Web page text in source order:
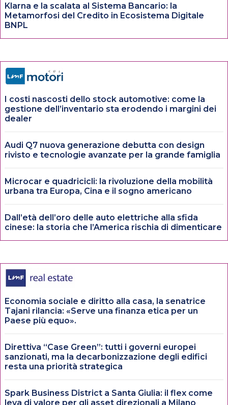
Klarna e la scalata al Sistema Bancario: la
Metamorfosi del Credito in Ecosistema Digitale
BNPL
I costi nascosti dello stock automotive: come la
gestione dell’inventario sta erodendo i margini dei
dealer
Audi Q7 nuova generazione debutta con design
rivisto e tecnologie avanzate per la grande famiglia
Microcar e quadricicli: la rivoluzione della mobilità
urbana tra Europa, Cina e il sogno americano
Dall’età dell’oro delle auto elettriche alla sfida
cinese: la storia che l’America rischia di dimenticare
Economia sociale e diritto alla casa, la senatrice
Tajani rilancia: «Serve una finanza etica per un
Paese più equo».
Direttiva “Case Green”: tutti i governi europei
sanzionati, ma la decarbonizzazione degli edifici
resta una priorità strategica
Spark Business District a Santa Giulia: il flex come
leva di valore per gli asset direzionali a Milano